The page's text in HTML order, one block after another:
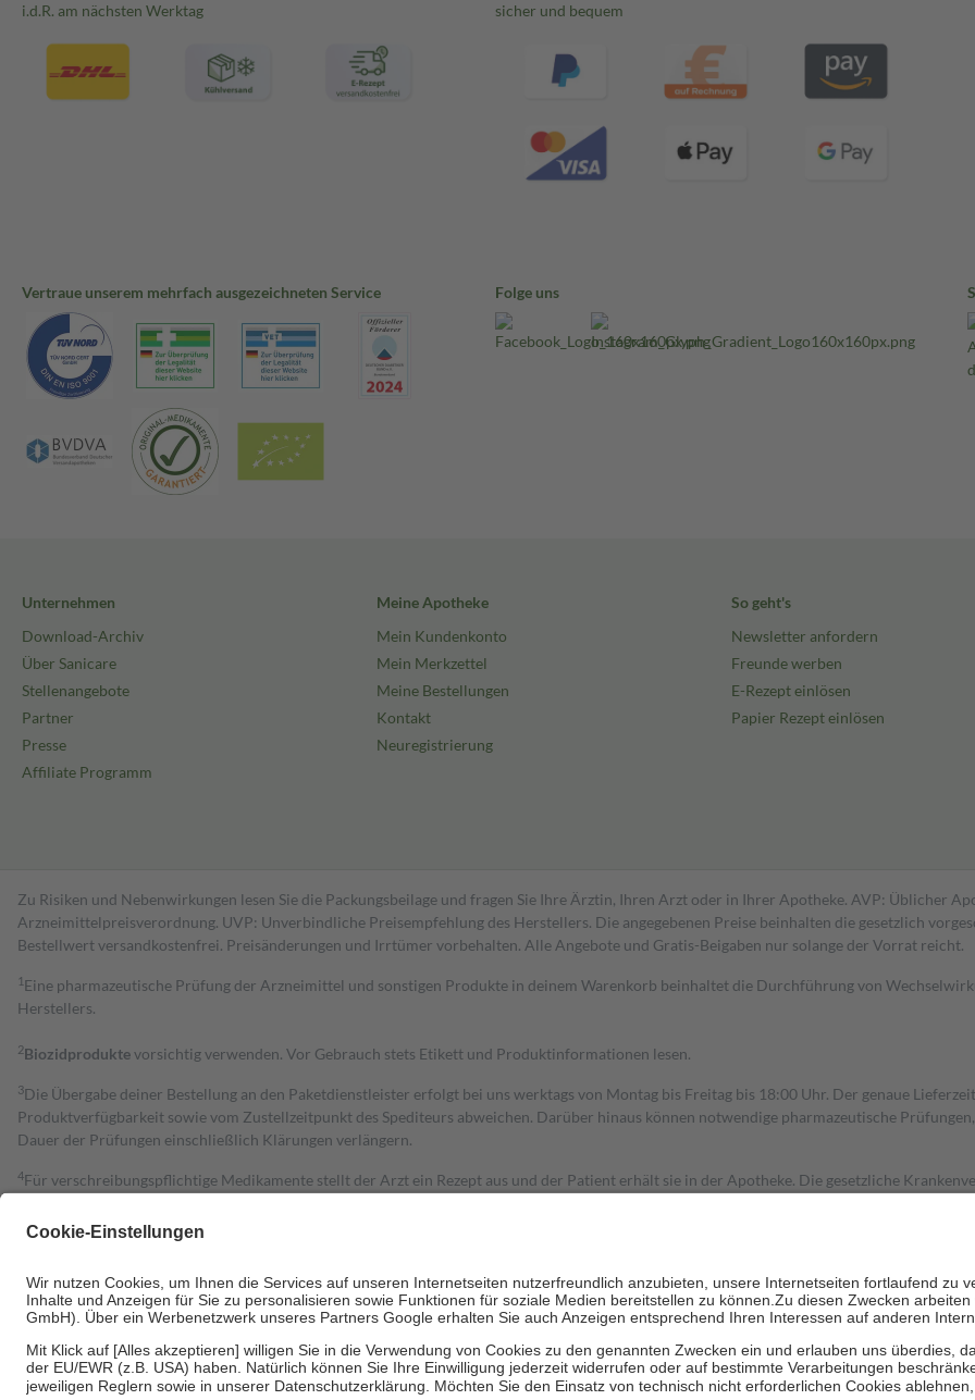
i.d.R. am nächsten Werktag
sicher und bequem
Vertraue unserem mehrfach ausgezeichneten Service Folge uns
Unternehmen
Download-Archiv
Über Sanicare
Stellenangebote
Partner
Presse
Affiliate Programm
Meine Apotheke
Mein Kundenkonto
Mein Merkzettel
Meine Bestellungen
Kontakt
Neuregistrierung
So geht's
Newsletter anfordern
Freunde werben
E-Rezept einlösen
Papier Rezept einlösen
Zu Risiken und Nebenwirkungen lesen Sie die Packungsbeilage und fragen Sie Ihre Ärztin, Ihren Arzt oder in Ihrer Apotheke. AVP: Üblicher
Arzneimittelpreisverordnung. UVP: Unverbindliche Preisempfehlung des Herstellers. Die angegebenen Preise beinhalten die gesetzlich
Bestell­wert versand­kosten­frei. Preisänderungen und Irrtümer vorbehalten. Alle Angebote und Gratis-Beigaben nur solange der Vorrat reicht.
1 Eine pharmazeutische Prüfung der Arzneimittel und sonstigen Produkte in deinem Warenkorb beinhaltet die Durchführung von
Herstellers.
2Biozidproduktevorsichtig verwenden. Vor Gebrauch stets Etikett und Produktinformationen lesen.
3Die Übergabe deiner Bestellung an den Paketdienstleister erfolgt bei uns werktags von Montag bis Freitag bis 18:00 Uhr. Der genaue
Produktverfügbarkeit sowie vom Zustellzeitpunkt des Spediteurs abweichen. Darüber hinaus können notwendige pharmazeutische
Dauer der Prüfungen einschließlich Klärungen verlängern.
4Für verschreibungspflichtige Medikamente stellt der Arzt ein Rezept aus und der Patient erhält sie in der Apotheke. Die gesetzliche
Grundsätzlich leisten Mitglieder Zuzahlungen in Höhe von zehn Prozent des Abgabepreises,
Bei Heilmitteln und häuslicher Krankenpflege beträgt die Zuzahlung zehn Prozent der Kosten sowie zehn Euro je Verordnung.
Um das Engagement der Versicherten für ihre eigene Gesundheit zu stärken und die besondere Stellung der Familie zu unterstützen, fallen
• Untersuchungen zur Vorsorge und Früherkennung, die von der GKV getragen werden
• empfohlenen Schutzimpfungen